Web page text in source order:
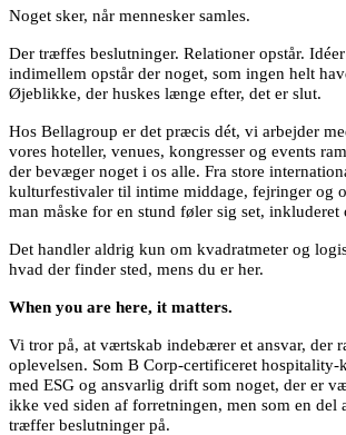
Noget sker, når mennesker samles.
Der træffes beslutninger. Relationer opstår.
indimellem opstår der noget, som ingen helt
Øjeblikke, der huskes længe efter, det er slut.
Hos Bellagroup er det præcis dét, vi arbejder
vores hoteller, venues, kongresser og events
der bevæger noget i os alle. Fra store
kulturfestivaler til intime middage, fejringer og
man måske for en stund føler sig set, inkluderet
Det handler aldrig kun om kvadratmeter og
hvad der finder sted, mens du er her.
When you are here, it matters.
Vi tror på, at værtskab indebærer et ansvar, der
oplevelsen. Som B Corp-certificeret hospitality-
med ESG og ansvarlig drift som noget, der er
ikke ved siden af forretningen, men som en del
træffer beslutninger på.